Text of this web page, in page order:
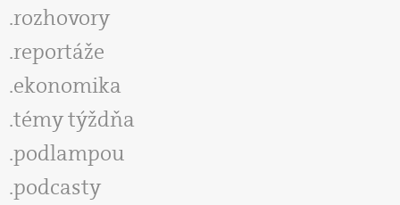
rozhovory
reportáže
ekonomika
témy týždňa
podlampou
podcasty